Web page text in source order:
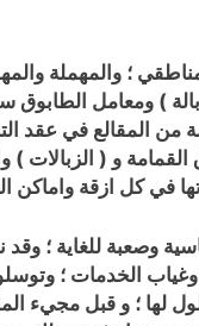
؛ والمهملة
) ومعامل
من المقالع في عقد
و ( الزبالات )
في كل ازقة
للغاية ؛ وقد
وغياب الخدمات ؛
لها ؛ و قبل مجيء